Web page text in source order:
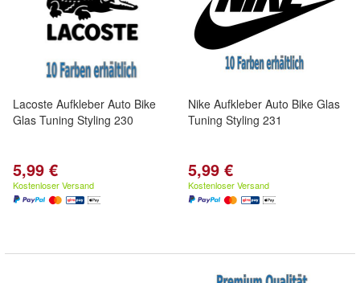
Lacoste Aufkleber Auto Bike
Glas Tuning Styling 230
5,99 €
Kostenloser Versand
Nike Aufkleber Auto Bike Glas
Tuning Styling 231
5,99 €
Kostenloser Versand